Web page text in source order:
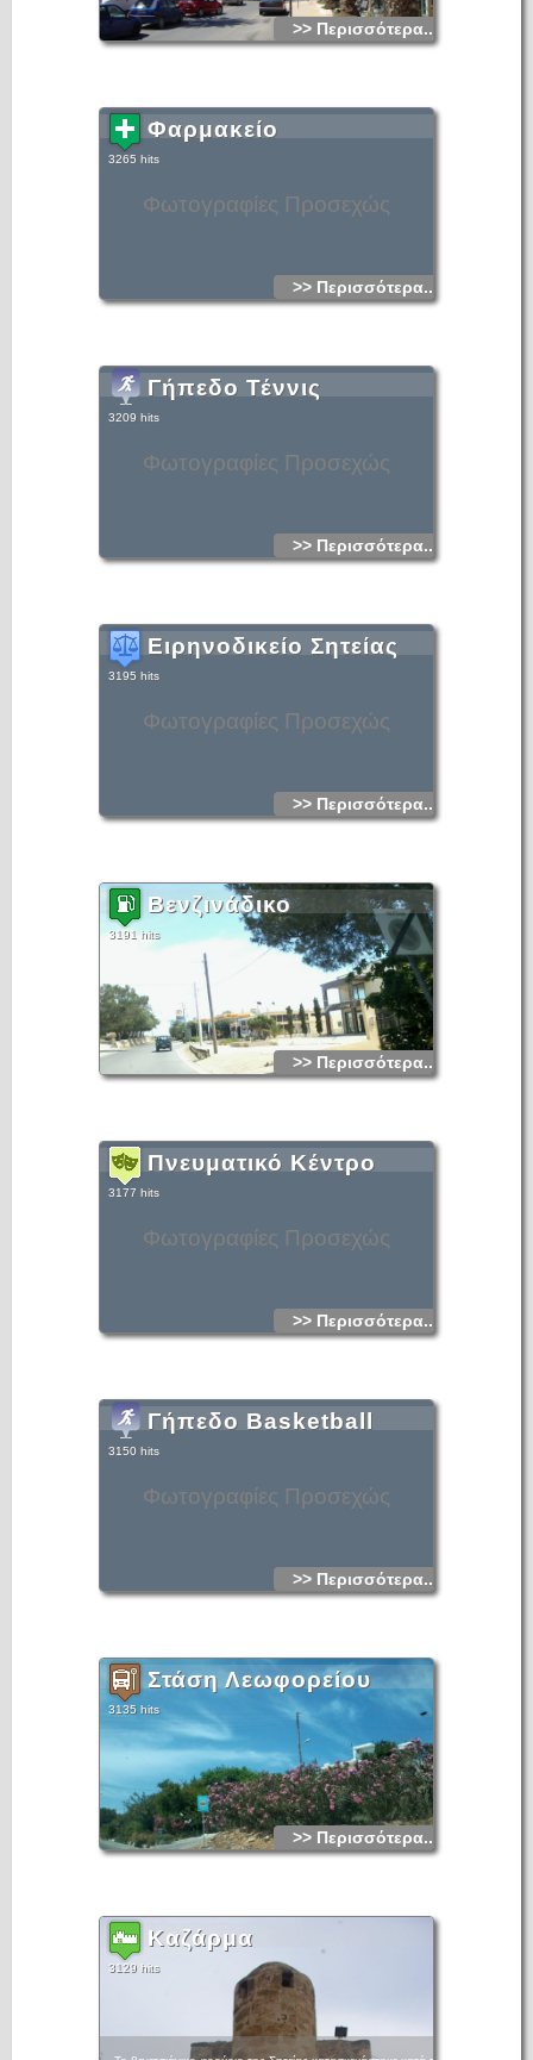
>> Περισσότερα...
Φωτογραφίες Προσεχώς
Φαρμακείο
3265 hits
>> Περισσότερα...
Φωτογραφίες Προσεχώς
Γήπεδο Τέννις
3209 hits
>> Περισσότερα...
Φωτογραφίες Προσεχώς
Ειρηνοδικείο Σητείας
3195 hits
>> Περισσότερα...
Βενζινάδικο
3191 hits
>> Περισσότερα...
Φωτογραφίες Προσεχώς
Πνευματικό Κέντρο
3177 hits
>> Περισσότερα...
Φωτογραφίες Προσεχώς
Γήπεδο Basketball
3150 hits
>> Περισσότερα...
Στάση Λεωφορείου
3135 hits
>> Περισσότερα...
Καζάρμα
3129 hits